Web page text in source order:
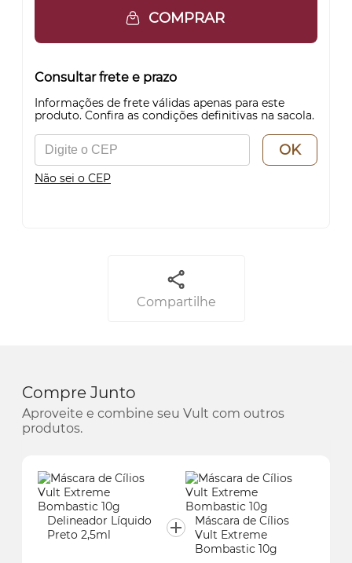
COMPRAR
Consultar frete e prazo
Informações de frete válidas apenas para este
produto. Confira as condições definitivas na sacola.
OK
Não sei o CEP
Compartilhe
Compre Junto
Aproveite e combine seu Vult com outros
produtos.
Delineador Líquido
Preto 2,5ml
Máscara de Cílios
Vult Extreme
Bombastic 10g